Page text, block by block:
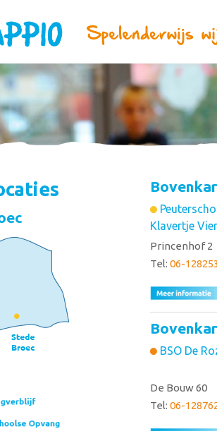
Klavertje Vier
Princenhof 2
Tel: 06-
BSO De
De Bouw 60
Tel: 06-